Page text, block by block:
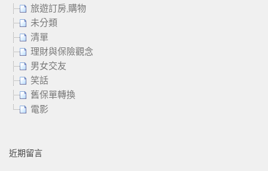
旅遊訂房,購物
未分類
清單
理財與保險觀念
男女交友
笑話
舊保單轉換
電影
近期留言